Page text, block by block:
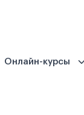
Онлайн-курсы